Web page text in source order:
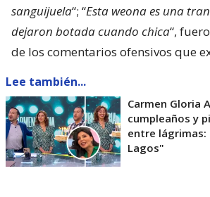
sanguijuela“; “Esta weona es una
dejaron botada cuando chica“,
de los comentarios ofensivos que
Lee también...
Carmen Gloria
cumpleaños y
entre lágrimas:
Lagos"